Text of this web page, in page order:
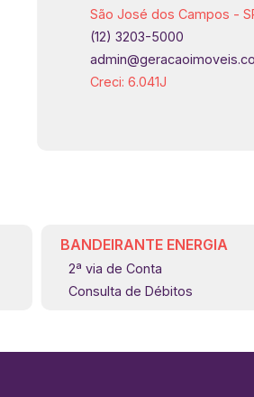
São José dos Campos -
(12) 3203-5000
Creci: 6.041J
BANDEIRANTE ENERGIA
2ª via de Conta
Consulta de Débitos